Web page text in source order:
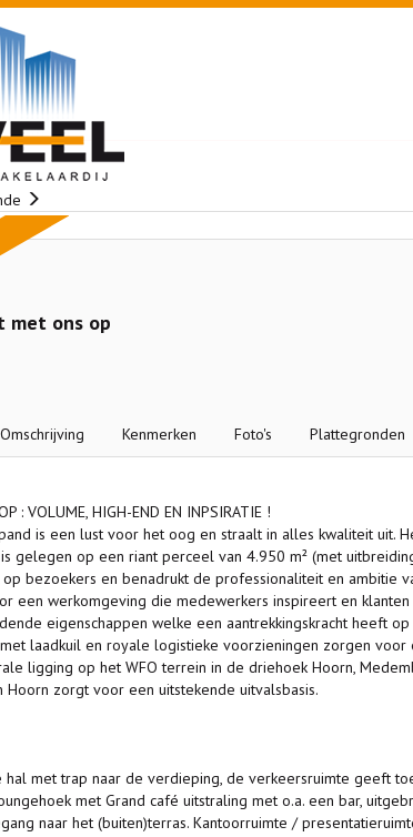
met ons op
Omschrijving Kenmerken Foto's Plattegronden
: VOLUME, HIGH-END EN INPSIRATIE !
is een lust voor het oog en straalt in alles kwaliteit uit.
gelegen op een riant perceel van 4.950 m² (met
bezoekers en benadrukt de professionaliteit en ambitie
een werkomgeving die medewerkers inspireert en
eigenschappen welke een aantrekkingskracht heeft
laadkuil en royale logistieke voorzieningen zorgen
ligging op het WFO terrein in de driehoek Hoorn,
Hoorn zorgt voor een uitstekende uitvalsbasis.
hal met trap naar de verdieping, de verkeersruimte geeft
met Grand café uitstraling met o.a. een bar,
naar het (buiten)terras. Kantoorruimte /